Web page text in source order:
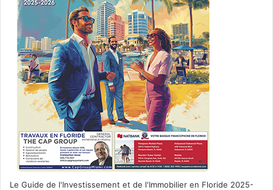
Le Guide de l'Investissement et de l'Immobilier en Floride 2025-